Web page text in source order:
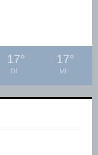
17°
DI
17°
MI